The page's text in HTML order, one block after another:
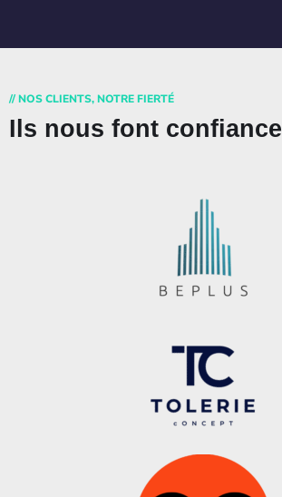
// NOS CLIENTS, NOTRE FIERTÉ
Ils nous font confiance